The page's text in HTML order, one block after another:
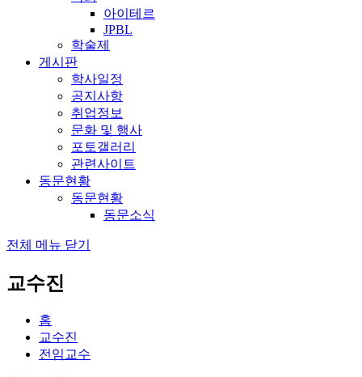
아이테르
JPBL
학술제
게시판
학사일정
공지사항
취업정보
문화 및 행사
포토갤러리
관련사이트
동문현황
동문현황
동문소식
전체 메뉴 닫기
교수진
홈
교수진
전임교수